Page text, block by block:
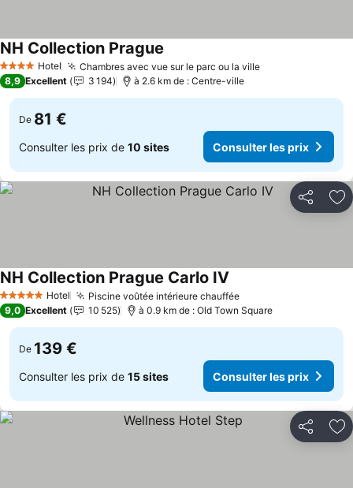
4 Étoiles Hotel Chambres avec vue sur le parc ou la villeConsulter les
NH Collection Prague
8,9 Excellent 3 194 à 2.6 km de : Centre-ville
De 81 €
Consulter les prix de 10 sites Consulter les prix
Partager
5 Étoiles Hotel Piscine voûtée intérieure chaufféeConsulter les prix
NH Collection Prague Carlo IV
9,0 Excellent 10 525 à 0.9 km de : Old Town Square
De 139 €
Consulter les prix de 15 sites Consulter les prix
Partager